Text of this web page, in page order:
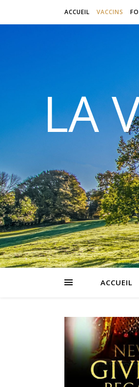
ACCUEIL VACCINS
LA
ACCUEIL